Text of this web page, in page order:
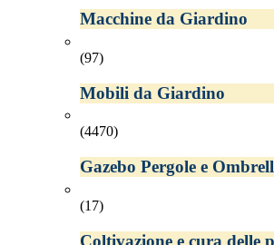
Macchine da Giardino
(97)
Mobili da Giardino
(4470)
Gazebo Pergole e
(17)
Coltivazione e cura delle